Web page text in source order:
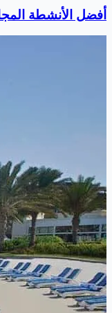
أفضل الأنشطة